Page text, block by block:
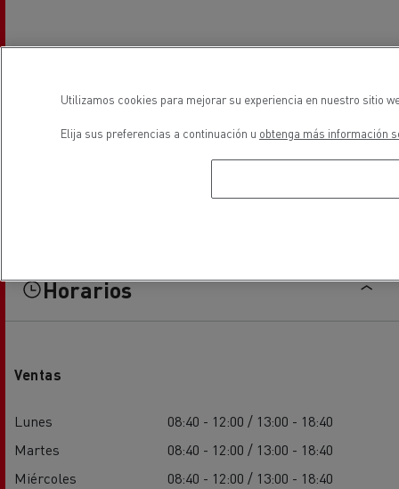
Horarios
Ventas
Lunes
08:40 - 12:00 / 13:00 - 18:40
Martes
08:40 - 12:00 / 13:00 - 18:40
Miércoles
08:40 - 12:00 / 13:00 - 18:40
Utilizamos cookies para mejorar su experiencia en nuestro sitio
Elija sus preferencias a continuación u obtenga más información